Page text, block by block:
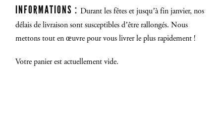
INFORMATIONS : Durant les fêtes et jusqu’à fin janvier, nos
délais de livraison sont susceptibles d’être rallongés. Nous
mettons tout en œuvre pour vous livrer le plus rapidement !
Votre panier est actuellement vide.